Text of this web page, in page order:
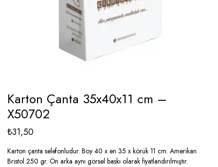
Karton Çanta 35x40x11 cm –
X50702
₺31,50
Karton çanta selefonludur. Boy 40 x en 35 x körük 11 cm. Amerikan
Bristol 250 gr. Ön arka aynı görsel baskı olarak fiyatlandırılmıştır.